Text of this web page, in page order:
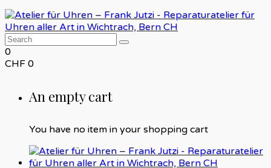
0
CHF 0
An empty cart
You have no item in your shopping cart